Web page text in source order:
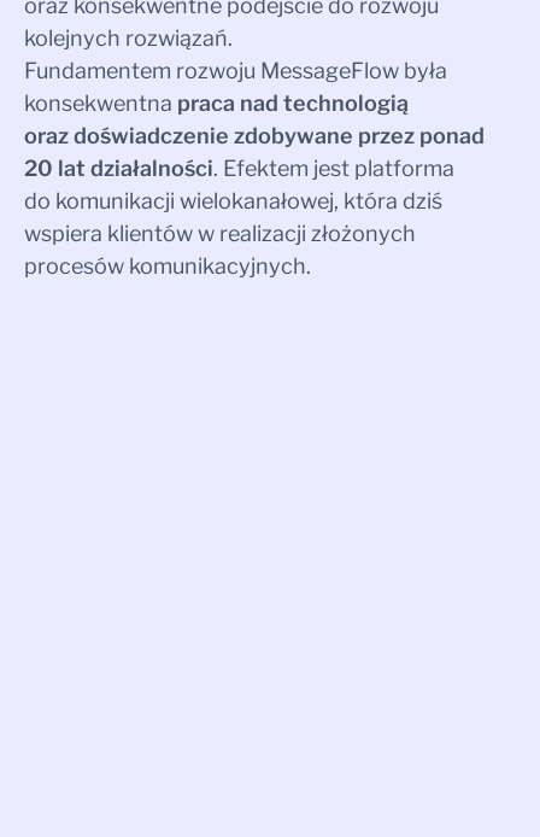
kolejnych rozwiązań.
Fundamentem rozwoju MessageFlow była
konsekwentna praca nad technologią
oraz doświadczenie zdobywane przez ponad
20 lat działalności. Efektem jest platforma
do komunikacji wielokanałowej, która dziś
wspiera klientów w realizacji złożonych
procesów komunikacyjnych.